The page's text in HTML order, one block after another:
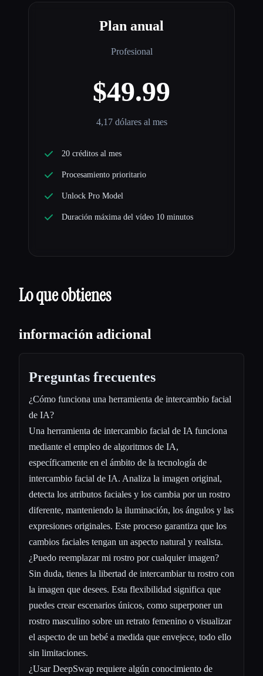
Plan anual
Profesional
$49.99
4,17 dólares al mes
20 créditos al mes
Procesamiento prioritario
Unlock Pro Model
Duración máxima del vídeo 10 minutos
Lo que obtienes
información adicional
Preguntas frecuentes
¿Cómo funciona una herramienta de intercambio facial
de IA?
Una herramienta de intercambio facial de IA funciona
mediante el empleo de algoritmos de IA,
específicamente en el ámbito de la tecnología de
intercambio facial de IA. Analiza la imagen original,
detecta los atributos faciales y los cambia por un rostro
diferente, manteniendo la iluminación, los ángulos y las
expresiones originales. Este proceso garantiza que los
cambios faciales tengan un aspecto natural y realista.
¿Puedo reemplazar mi rostro por cualquier imagen?
Sin duda, tienes la libertad de intercambiar tu rostro con
la imagen que desees. Esta flexibilidad significa que
puedes crear escenarios únicos, como superponer un
rostro masculino sobre un retrato femenino o visualizar
el aspecto de un bebé a medida que envejece, todo ello
sin limitaciones.
¿Usar DeepSwap requiere algún conocimiento de